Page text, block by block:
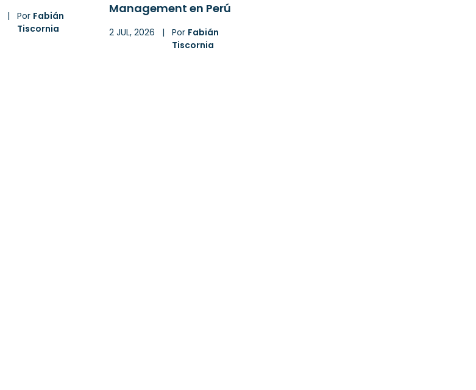
| Por Fabián
Tiscornia
Management en Perú
2 JUL, 2026 | Por Fabián
Tiscornia